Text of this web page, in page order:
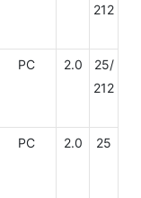
212
PC 2.0
25/
212
PC 2.0 25